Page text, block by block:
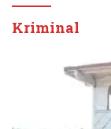
Kriminal